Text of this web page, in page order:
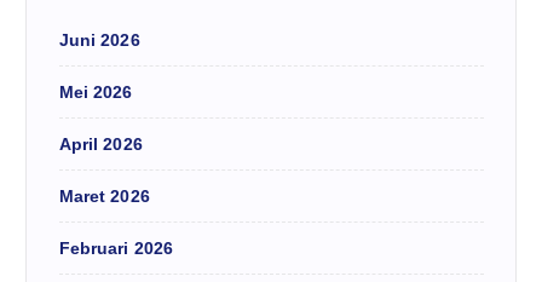
Juni 2026
Mei 2026
April 2026
Maret 2026
Februari 2026